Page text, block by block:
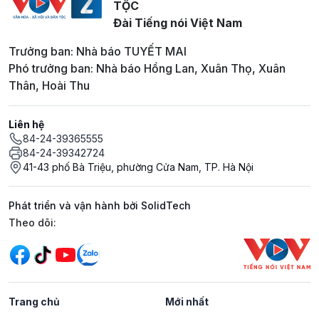
TỘC
Đài Tiếng nói Việt Nam
Trưởng ban: Nhà báo TUYẾT MAI
Phó trưởng ban: Nhà báo Hồng Lan, Xuân Thọ, Xuân
Thân, Hoài Thu
Liên hệ
84-24-39365555
84-24-39342724
41-43 phố Bà Triệu, phường Cửa Nam, TP. Hà Nội
Phát triển và vận hành bởi SolidTech
Mạng xã hội
Theo dõi:
Trang chủ Mới nhất